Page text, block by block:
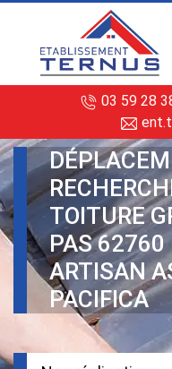
03 59 28
TOITURE
PAS 62760
ARTISAN
PACIFICA